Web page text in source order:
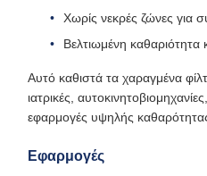
Χωρίς νεκρές ζώνες για
Βελτιωμένη καθαριότητα
Αυτό καθιστά τα χαραγμένα
ιατρικές,
εφαρμογές υψηλής
Εφαρμογές